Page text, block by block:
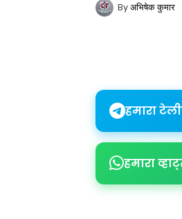
By अभिषेक कुमार
हमारा
हमारा